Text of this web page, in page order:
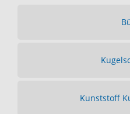
Kunststoff